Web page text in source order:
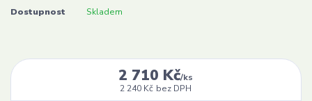
Dostupnost Skladem
2 710 Kč/ks
2 240 Kč bez DPH